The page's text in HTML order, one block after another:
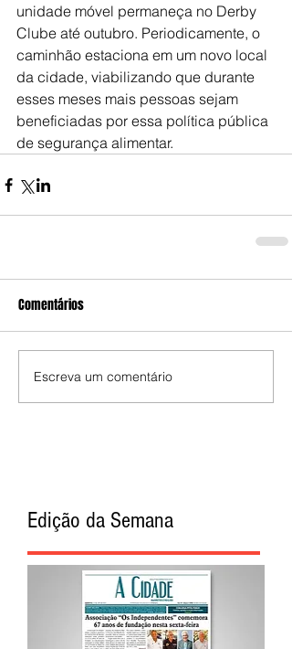
unidade móvel permaneça no Derby
Clube até outubro. Periodicamente, o
caminhão estaciona em um novo local
da cidade, viabilizando que durante
esses meses mais pessoas sejam
beneficiadas por essa política pública
de segurança alimentar.
Comentários
Escreva um comentário
Edição da Semana